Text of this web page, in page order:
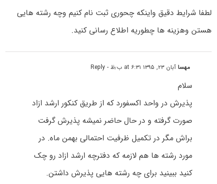
لطفا شرایط دقیق واینکه چحوری ثبت نام کنیم وچه رشته هایی
هستن وهزینه ها چطوریه اطلاع رسانی کنید.
مهساآبان ۲۳, ۱۳۹۵ at ۶:۳۱ ب٫ظ - Reply
سلام
پذیرش در واحد اکسفورد که از طریق کنکور ارشد ازاد
صورت گرفته و در حال حاضر نمیشه پذیرش گرفت
براش مگر در تکمیل ظرفیت احتمالی بهمن ماه. در
مورد رشته ها هم لازمه که دفترچه ارشد ازاد رو چک
کنید ببینید برای چه رشته هایی پذیرش داشتن.